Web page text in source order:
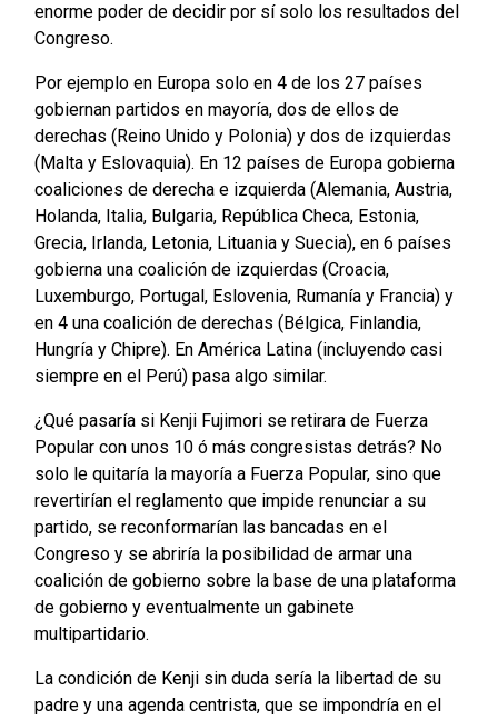
enorme poder de decidir por sí solo los resultados del
Congreso.
Por ejemplo en Europa solo en 4 de los 27 países
gobiernan partidos en mayoría, dos de ellos de
derechas (Reino Unido y Polonia) y dos de izquierdas
(Malta y Eslovaquia). En 12 países de Europa gobierna
coaliciones de derecha e izquierda (Alemania, Austria,
Holanda, Italia, Bulgaria, República Checa, Estonia,
Grecia, Irlanda, Letonia, Lituania y Suecia), en 6 países
gobierna una coalición de izquierdas (Croacia,
Luxemburgo, Portugal, Eslovenia, Rumanía y Francia) y
en 4 una coalición de derechas (Bélgica, Finlandia,
Hungría y Chipre). En América Latina (incluyendo casi
siempre en el Perú) pasa algo similar.
¿Qué pasaría si Kenji Fujimori se retirara de Fuerza
Popular con unos 10 ó más congresistas detrás? No
solo le quitaría la mayoría a Fuerza Popular, sino que
revertirían el reglamento que impide renunciar a su
partido, se reconformarían las bancadas en el
Congreso y se abriría la posibilidad de armar una
coalición de gobierno sobre la base de una plataforma
de gobierno y eventualmente un gabinete
multipartidario.
La condición de Kenji sin duda sería la libertad de su
padre y una agenda centrista, que se impondría en el